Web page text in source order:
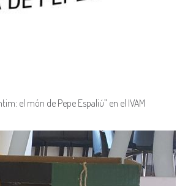
el món de Pepe Espaliú” en el IVAM